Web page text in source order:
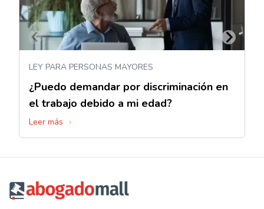
LEY PARA PERSONAS MAYORES
¿Puedo demandar por discriminación en
el trabajo debido a mi edad?
Leer más